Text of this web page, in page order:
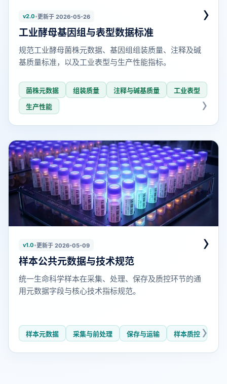
v2.0•更新于 2026-05-26
工业酵母基因组与表型数据标准
规范工业酵母菌株元数据、基因组组装质量、注释及碱
基质量标准，以及工业表型与生产性能指标。
菌株元数据 组装质量 注释与碱基质量
工业表型
生产性能
›
v1.0•更新于 2026-05-09
样本公共元数据与技术规范
统一生命科学样本在采集、处理、保存及质控环节的通
用元数据字段与核心技术指标规范。
样本元数据 采集与前处理 保存与运输 样本质控
›